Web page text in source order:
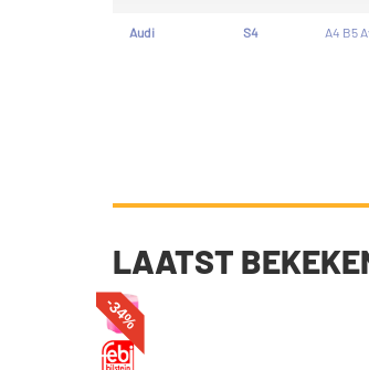
Audi S4 A4 B5
LAATST
-34%